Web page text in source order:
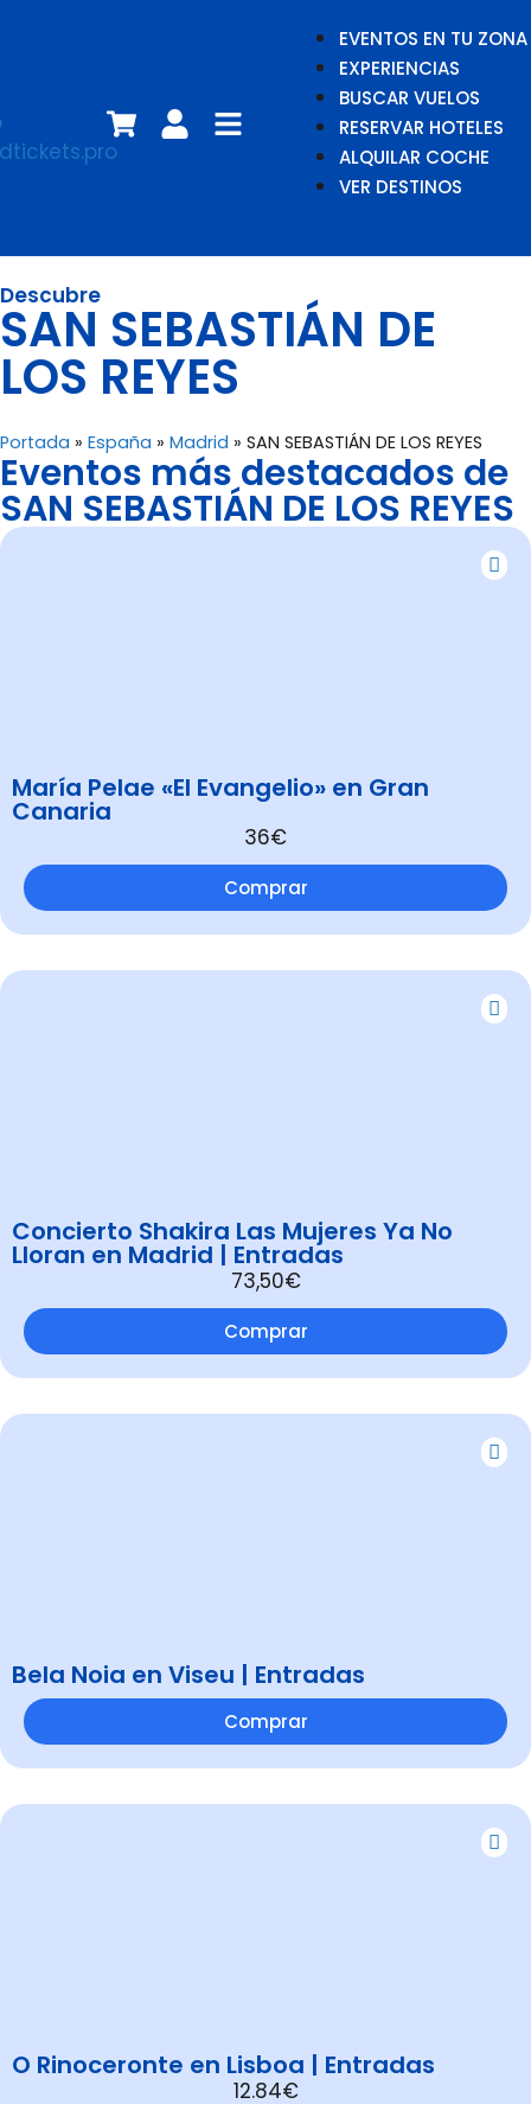
EVENTOS EN TU ZONA
EXPERIENCIAS
BUSCAR VUELOS
RESERVAR HOTELES
ALQUILAR COCHE
VER DESTINOS
Descubre
SAN SEBASTIÁN DE
LOS REYES
Portada » España » Madrid » SAN SEBASTIÁN DE LOS REYES
Eventos más destacados de
SAN SEBASTIÁN DE LOS REYES
María Pelae «El Evangelio» en Gran
Canaria
36€
Comprar
Concierto Shakira Las Mujeres Ya No
Lloran en Madrid | Entradas
73,50€
Comprar
Bela Noia en Viseu | Entradas
Comprar
O Rinoceronte en Lisboa | Entradas
12.84€